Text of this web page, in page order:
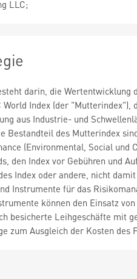
LLC;
darin, die Wertentwicklung
World Index (der
aus Industrie- und
Bestandteil des Mutterindex
(Environmental, Social und
den Index vor Gebühren und
Index oder andere, nicht
Instrumente für das
können den Einsatz
besicherte Leihgeschäfte mit
zum Ausgleich der Kosten des